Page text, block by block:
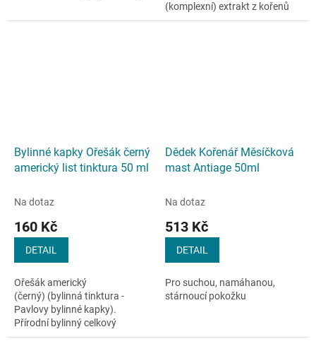
nutriční sílu.
(komplexní) extrakt z kořenů
léčivé rostliny křídlatky
Bylinné kapky Ořešák černý
americký list tinktura 50 ml
Na dotaz
160 Kč
DETAIL
Ořešák americký
(černý) (bylinná tinktura -
Pavlovy bylinné kapky).
Přírodní bylinný celkový
(komplexní) extrakt z listu
Dědek Kořenář Měsíčková
mast Antiage 50ml
Na dotaz
513 Kč
DETAIL
Pro suchou, namáhanou,
stárnoucí pokožku